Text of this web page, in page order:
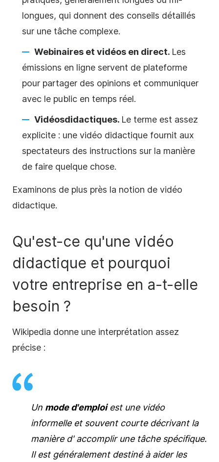
longues, qui donnent des conseils détaillés
sur une tâche complexe.
Webinaires et vidéos en direct. Les
émissions en ligne servent de plateforme
pour partager des opinions et communiquer
avec le public en temps réel.
Vidéosdidactiques. Le terme est assez
explicite : une vidéo didactique fournit aux
spectateurs des instructions sur la manière
de faire quelque chose.
Examinons de plus près la notion de vidéo
didactique.
Qu'est-ce qu'une vidéo
didactique et pourquoi
votre entreprise en a-t-elle
besoin ?
Wikipedia donne une interprétation assez
précise :
Un mode d'emploiest une vidéo
informelle et souvent courte décrivant la
manière d'accomplir une tâche spécifique.
Il est généralement destiné à aider les